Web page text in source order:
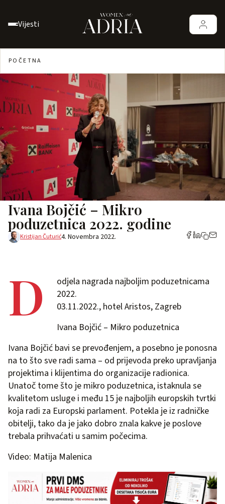
Vijesti
POČETNA
Ivana Bojčić – Mikro
poduzetnica 2022. godine
Kristijan Čuturić4. Novembra 2022.
D
odjela nagrada najboljim poduzetnicama
2022.
03.11.2022., hotel Aristos, Zagreb
Ivana Bojčić – Mikro poduzetnica
Ivana Bojčić bavi se prevođenjem, a posebno je ponosna
na to što sve radi sama – od prijevoda preko upravljanja
projektima i klijentima do organizacije radionica.
Unatoč tome što je mikro poduzetnica, istaknula se
kvalitetom usluge i među 15 je najboljih europskih tvrtki
koja radi za Europski parlament. Potekla je iz radničke
obitelji, tako da je jako dobro znala kakve je poslove
trebala prihvaćati u samim počecima.
Video: Matija Malenica